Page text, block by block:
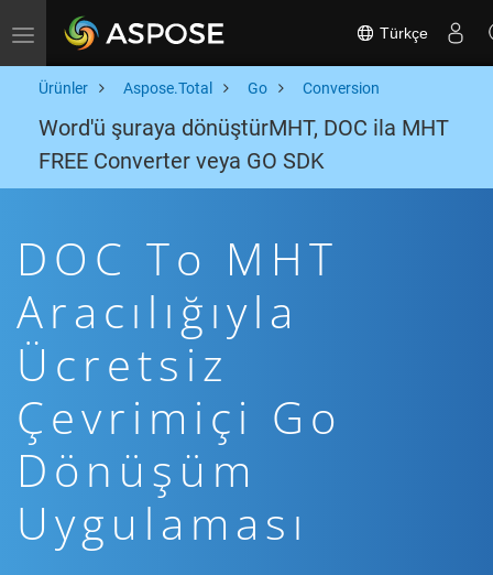
Toggle navigation Türkçe
Ürünler Aspose.Total Go Conversion
Word'ü şuraya dönüştürMHT, DOC ila MHT
FREE Converter veya GO SDK
DOC To MHT
Aracılığıyla
Ücretsiz
Çevrimiçi Go
Dönüşüm
Uygulaması